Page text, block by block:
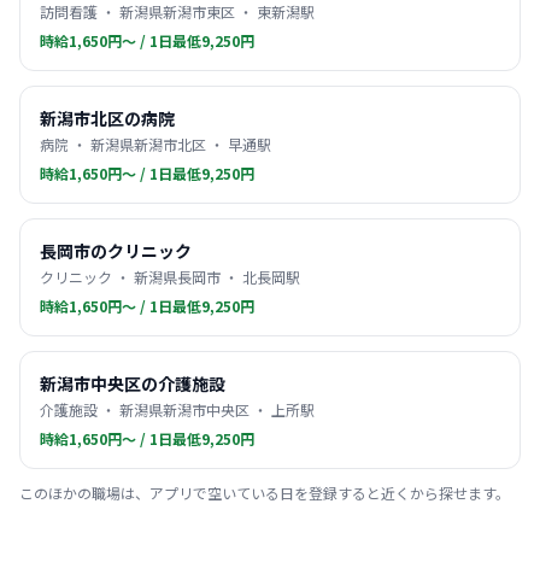
訪問看護 ・ 新潟県新潟市東区 ・ 東新潟駅
時給1,650円〜 / 1日最低9,250円
新潟市北区の病院
病院 ・ 新潟県新潟市北区 ・ 早通駅
時給1,650円〜 / 1日最低9,250円
長岡市のクリニック
クリニック ・ 新潟県長岡市 ・ 北長岡駅
時給1,650円〜 / 1日最低9,250円
新潟市中央区の介護施設
介護施設 ・ 新潟県新潟市中央区 ・ 上所駅
時給1,650円〜 / 1日最低9,250円
このほかの職場は、アプリで空いている日を登録すると近くから探せます。